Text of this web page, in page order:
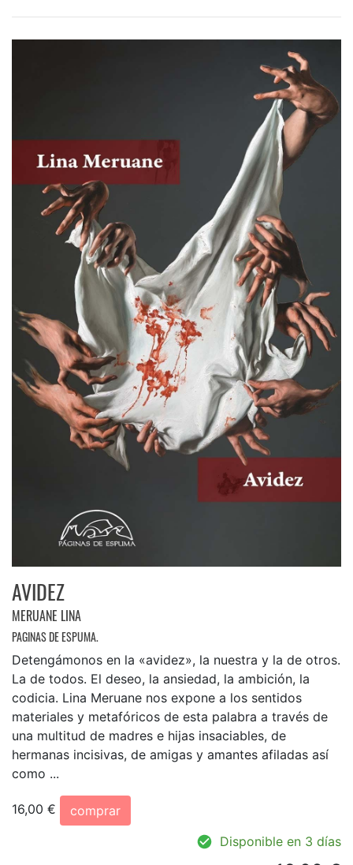
AVIDEZ
MERUANE LINA
PAGINAS DE ESPUMA.
Detengámonos en la «avidez», la nuestra y la de otros.
La de todos. El deseo, la ansiedad, la ambición, la
codicia. Lina Meruane nos expone a los sentidos
materiales y metafóricos de esta palabra a través de
una multitud de madres e hijas insaciables, de
hermanas incisivas, de amigas y amantes afiladas así
como ...
16,00 €
comprar
Disponible en 3 días